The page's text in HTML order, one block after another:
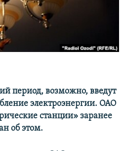
период, возможно, введут
электроэнергии. ОАО
станции» заранее
об этом.